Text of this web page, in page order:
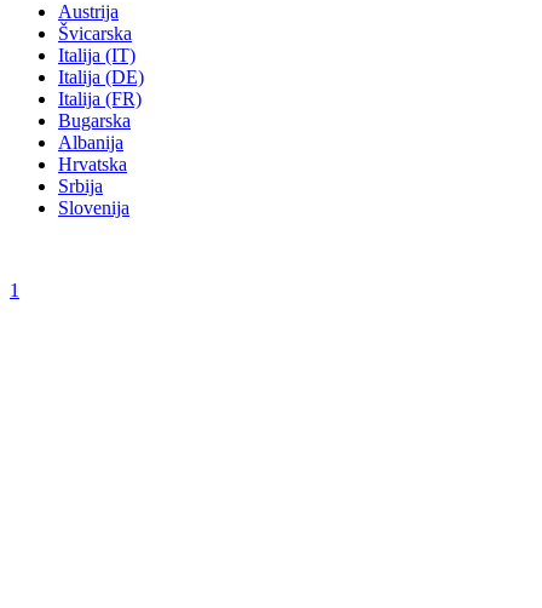
Austrija
Švicarska
Italija (IT)
Italija (DE)
Italija (FR)
Bugarska
Albanija
Hrvatska
Srbija
Slovenija
1